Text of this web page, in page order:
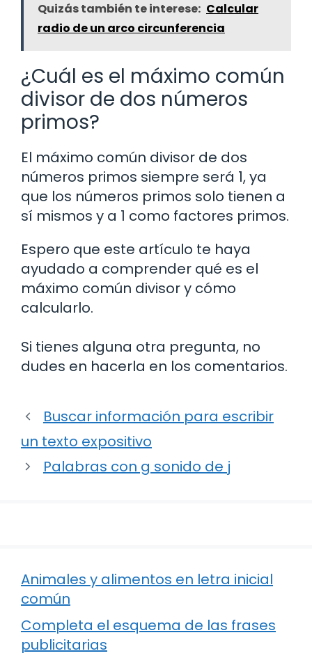
Quizás también te interese: Calcular
radio de un arco circunferencia
¿Cuál es el máximo común
divisor de dos números
primos?
El máximo común divisor de dos
números primos siempre será 1, ya
que los números primos solo tienen a
sí mismos y a 1 como factores primos.
Espero que este artículo te haya
ayudado a comprender qué es el
máximo común divisor y cómo
calcularlo.
Si tienes alguna otra pregunta, no
dudes en hacerla en los comentarios.
Buscar información para escribir
un texto expositivo
Palabras con g sonido de j
Animales y alimentos en letra inicial
común
Completa el esquema de las frases
publicitarias